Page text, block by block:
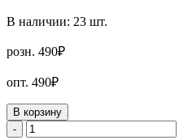
В наличии: 23 шт.
розн. 490₽
опт. 490₽
В корзину
-